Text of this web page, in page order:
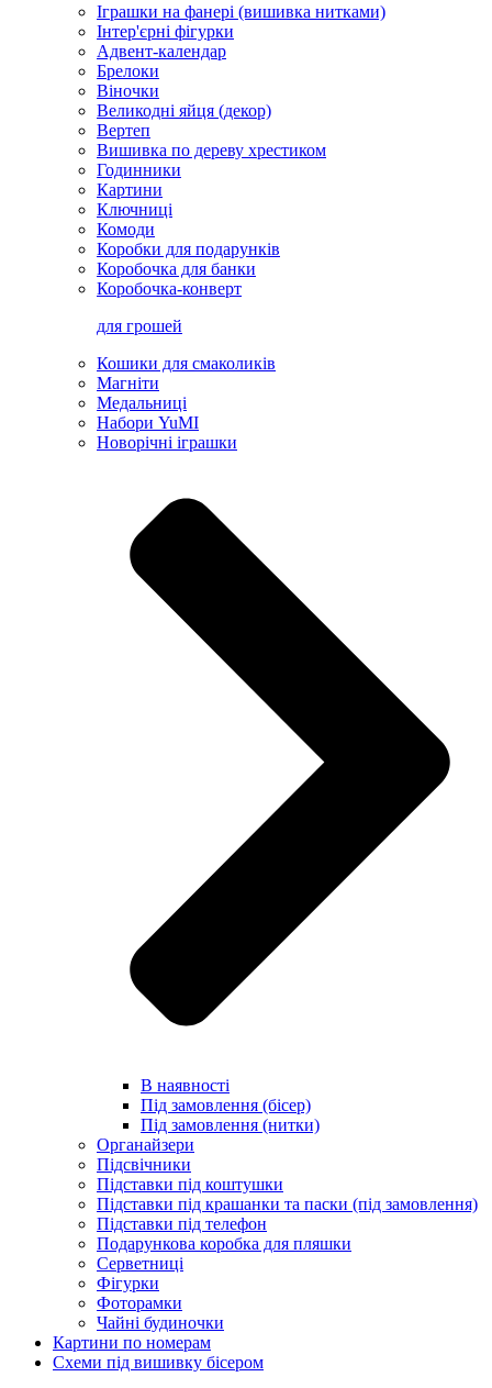
Іграшки на фанері (вишивка нитками)
Інтер'єрні фігурки
Адвент-календар
Брелоки
Віночки
Великодні яйця (декор)
Вертеп
Вишивка по дереву хрестиком
Годинники
Картини
Ключниці
Комоди
Коробки для подарунків
Коробочка для банки
Коробочка-конверт
для грошей
Кошики для смаколиків
Магніти
Медальниці
Набори YuMI
Новорічні іграшки
В наявності
Під замовлення (бісер)
Під замовлення (нитки)
Органайзери
Підсвічники
Підставки під коштушки
Підставки під крашанки та паски (під замовлення)
Підставки під телефон
Подарункова коробка для пляшки
Серветниці
Фігурки
Фоторамки
Чайні будиночки
Картини по номерам
Схеми під вишивку бісером